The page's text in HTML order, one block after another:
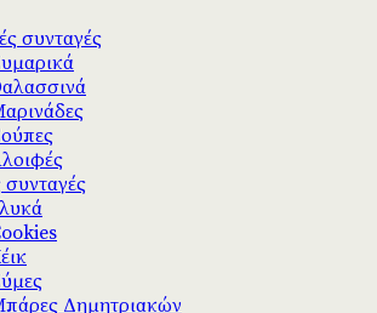
συνταγές
συνταγές
Δημητριακών